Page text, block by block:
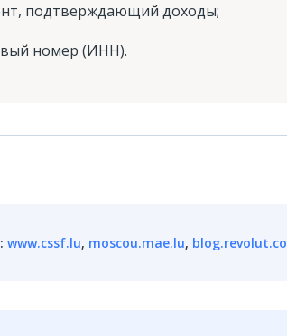
подтверждающий доходы;
номер (ИНН).
: www.cssf.lu, moscou.mae.lu,